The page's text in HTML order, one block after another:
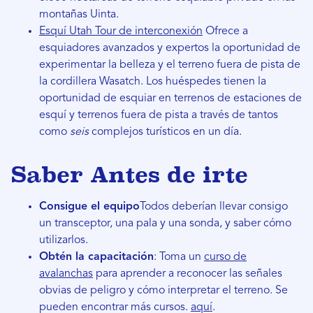
montañas Uinta.
Esquí Utah Tour de interconexión Ofrece a
esquiadores avanzados y expertos la oportunidad de
experimentar la belleza y el terreno fuera de pista de
la cordillera Wasatch. Los huéspedes tienen la
oportunidad de esquiar en terrenos de estaciones de
esquí y terrenos fuera de pista a través de tantos
como seiscomplejos turísticos en un día.
Saber Antes de irte
Consigue el equipo Todos deberían llevar consigo
un transceptor, una pala y una sonda, y saber cómo
utilizarlos.
Obtén la capacitación: Toma un curso de
avalanchas para aprender a reconocer las señales
obvias de peligro y cómo interpretar el terreno. Se
pueden encontrar más cursos. aquí.